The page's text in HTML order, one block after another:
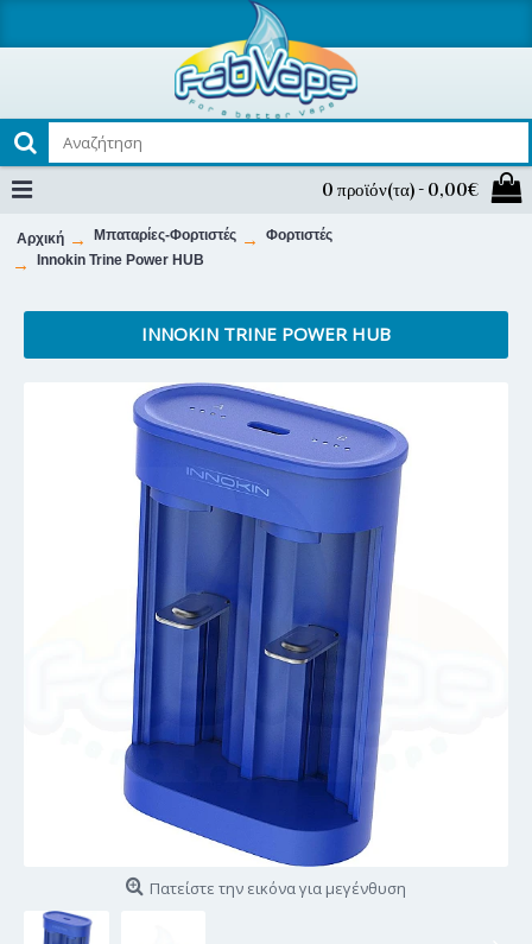
0 προϊόν(τα) - 0,00€
Αρχική Μπαταρίες-Φορτιστές
Φορτιστές
Innokin Trine Power HUB
INNOKIN TRINE POWER HUB
Πατείστε την εικόνα για μεγένθυση